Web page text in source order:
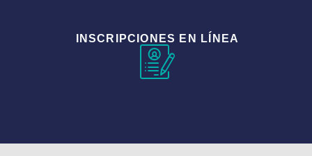
INSCRIPCIONES EN LÍNEA